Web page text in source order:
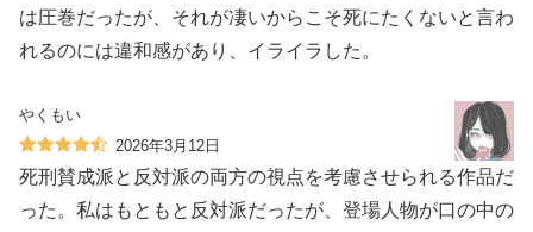
は圧巻だったが、それが凄いからこそ死にたくないと言わ
れるのには違和感があり、イライラした。
やくもい
2026年3月12日
死刑賛成派と反対派の両方の視点を考慮させられる作品だ
った。私はもともと反対派だったが、登場人物が口の中の